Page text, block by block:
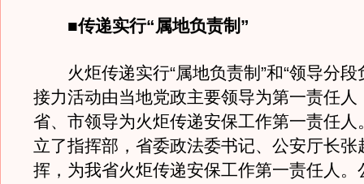
■传递实行“属地负责制”
火炬传递实行“属地负责制”和“领导分段
接力活动由当地党政主要领导为第一责任人
省、市领导为火炬传递安保工作第一责任人
立了指挥部，省委政法委书记、公安厅长张
挥，为我省火炬传递安保工作第一责任人。